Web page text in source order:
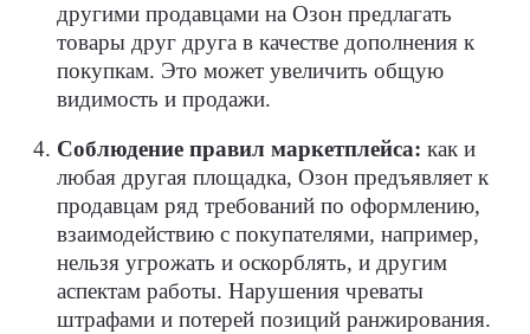
другими продавцами на Озон предлагать
товары друг друга в качестве дополнения к
покупкам. Это может увеличить общую
видимость и продажи.
Соблюдение правил маркетплейса: как и
любая другая площадка, Озон предъявляет к
продавцам ряд требований по оформлению,
взаимодействию с покупателями, например,
нельзя угрожать и оскорблять, и другим
аспектам работы. Нарушения чреваты
штрафами и потерей позиций ранжирования.